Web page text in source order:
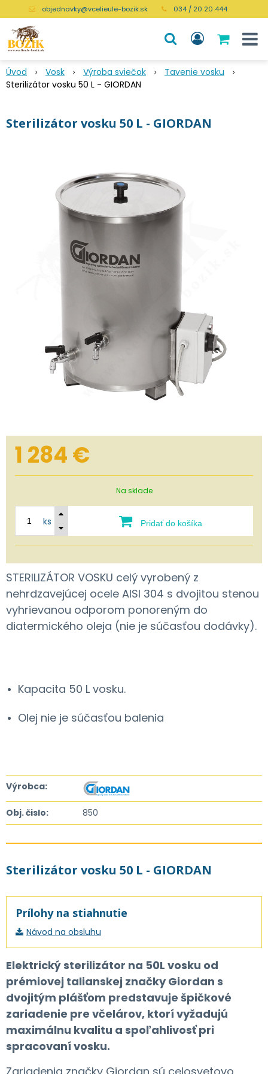
objednavky@vcelieule-bozik.sk 034 / 20 20 444
Úvod Vosk Výroba sviečok
Tavenie vosku
Sterilizátor vosku 50 L - GIORDAN
Sterilizátor vosku 50 L - GIORDAN
1 284€
Na sklade
ks Pridať do košíka
STERILIZÁTOR VOSKU celý vyrobený z
nehrdzavejúcej ocele AISI 304 s dvojitou stenou
vyhrievanou odporom ponoreným do
diatermického oleja (nie je súčasťou dodávky).
Kapacita 50 L vosku.
Olej nie je súčasťou balenia
Výrobca:
Obj. čislo: 850
Sterilizátor vosku 50 L - GIORDAN
Prílohy na stiahnutie
Návod na obsluhu
Elektrický sterilizátor na 50L vosku od
prémiovej talianskej značky Giordan s
dvojitým plášťom predstavuje špičkové
zariadenie pre včelárov, ktorí vyžadujú
maximálnu kvalitu a spoľahlivosť pri
spracovaní vosku.